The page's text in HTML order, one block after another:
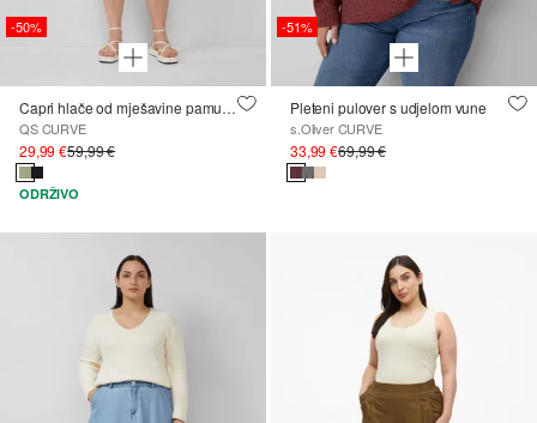
-50%
Capri hlače od mješavine pamuka i elastana
QS CURVE
29,99 €59,99 €
ODRŽIVO
-51%
Pleteni pulover s udjelom vune
s.Oliver CURVE
33,99 €69,99 €